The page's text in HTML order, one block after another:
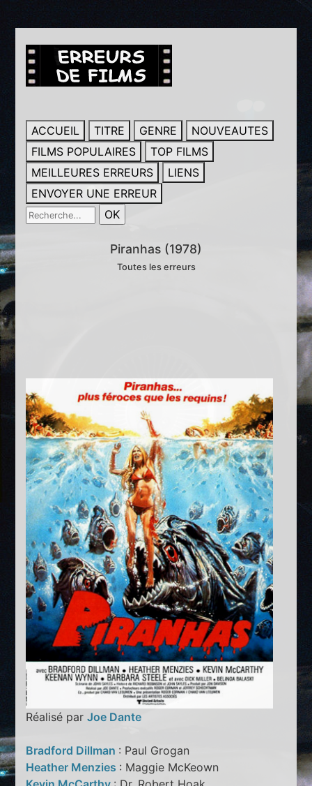
ACCUEIL TITRE GENRE
NOUVEAUTES
FILMS POPULAIRES
TOP FILMS
MEILLEURES ERREURS
LIENS
ENVOYER UNE ERREUR
Piranhas (1978)
Toutes les erreurs
Réalisé parJoe Dante
Bradford Dillman : Paul Grogan
Heather Menzies : Maggie McKeown